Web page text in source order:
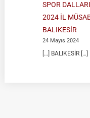
SPOR
2024 İL
BALIKESİR
24 Mayıs 2024
[…] BALIKESİR […]